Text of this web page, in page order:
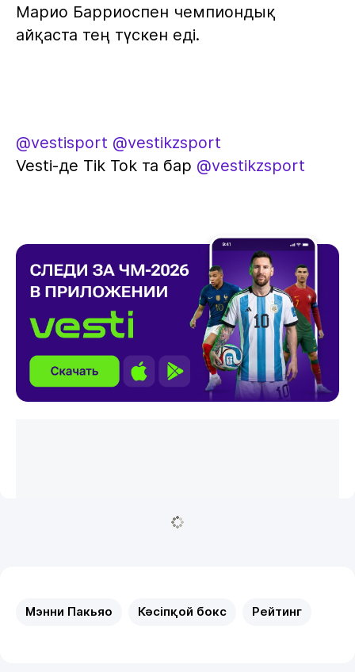
Марио Барриоспен чемпиондық
айқаста тең түскен еді.
@vestisport @vestikzsport
Vesti-де Tik Tok та бар @vestikzsport
Мэнни Пакьяо Кәсіпқой бокс Рейтинг